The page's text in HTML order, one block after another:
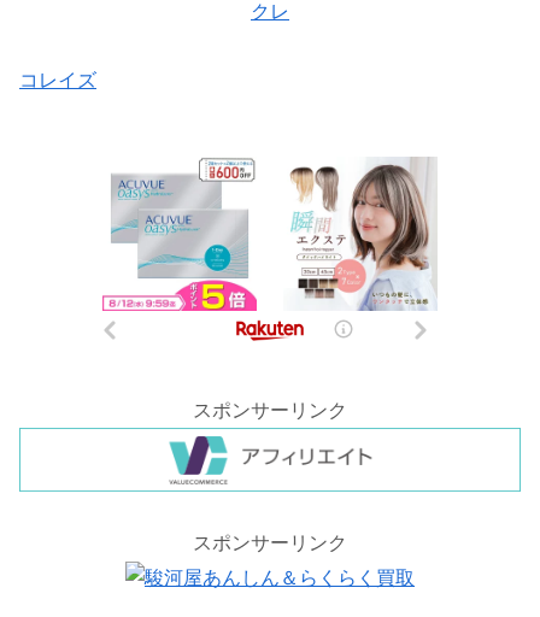
クレ
コレイズ
スポンサーリンク
スポンサーリンク